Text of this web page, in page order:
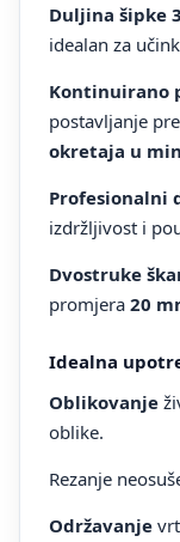
Duljina šipke
idealan za
Kontinuirano
postavljanje
okretaja u
Profesionalni
izdržljivost i
Dvostruke
promjera 20
Idealna
Oblikovanje
oblike.
Rezanje
Održavanje